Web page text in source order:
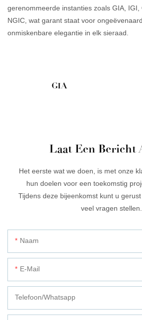
gerenommeerde instanties zoals GIA, IGI,
NGIC, wat garant staat voor
onmiskenbare elegantie in elk sieraad.
GIA
Laat Een Bericht
Het eerste wat we doen, is met onze
hun doelen voor een toekomstig
Tijdens deze bijeenkomst kunt u
veel vragen stellen.
Naam
E-Mail
Telefoon/whatsapp